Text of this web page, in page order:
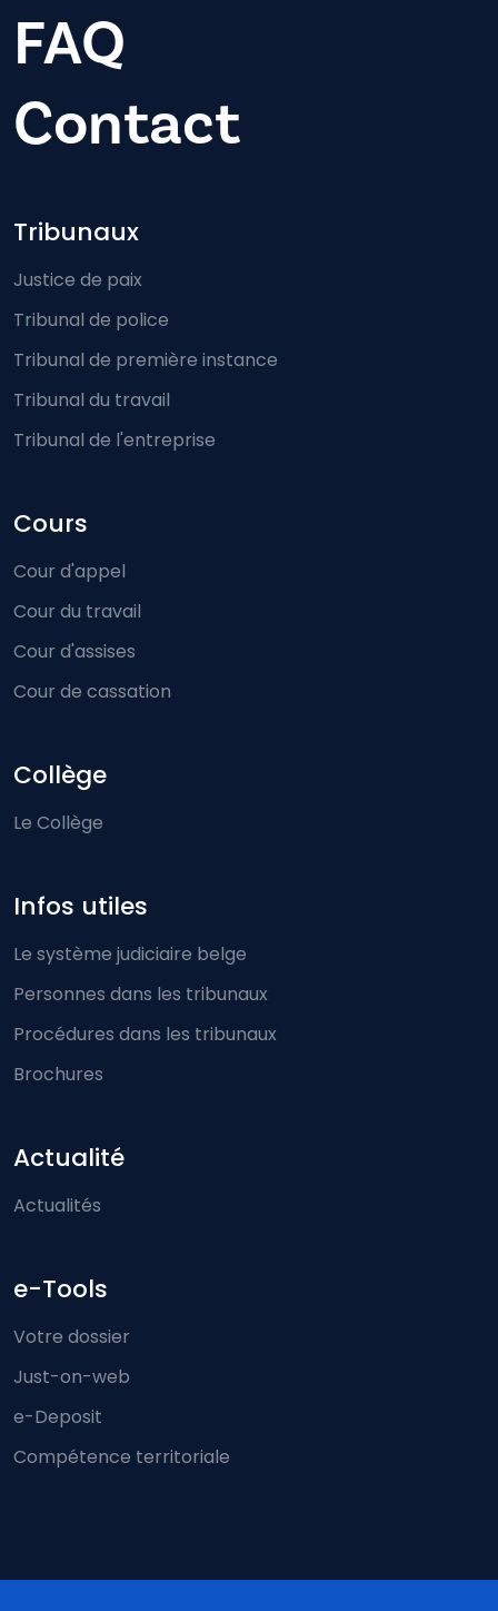
FAQ
Contact
Footer-menu
Tribunaux
Justice de paix
Tribunal de police
Tribunal de première instance
Tribunal du travail
Tribunal de l'entreprise
Cours
Cour d'appel
Cour du travail
Cour d'assises
Cour de cassation
Collège
Le Collège
Infos utiles
Le système judiciaire belge
Personnes dans les tribunaux
Procédures dans les tribunaux
Brochures
Actualité
Actualités
e-Tools
Votre dossier
Just-on-web
e-Deposit
Compétence territoriale